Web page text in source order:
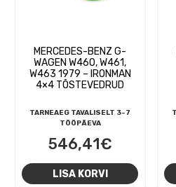
MERCEDES-BENZ G-
WAGEN W460, W461,
W463 1979 – IRONMAN
4×4 TÕSTEVEDRUD
TARNEAEG TAVALISELT 3-7
TÖÖPÄEVA
546,41€
LISA KORVI